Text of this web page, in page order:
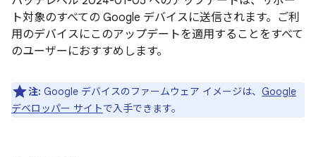
ト対象のすべての Google デバイスに送信されます。ご利
用のデバイスにこのアップデートを適用することをすべて
のユーザーにおすすめします。
注: Google デバイスのファームウェア イメージは、 Google
デベロッパー サイトで入手できます。